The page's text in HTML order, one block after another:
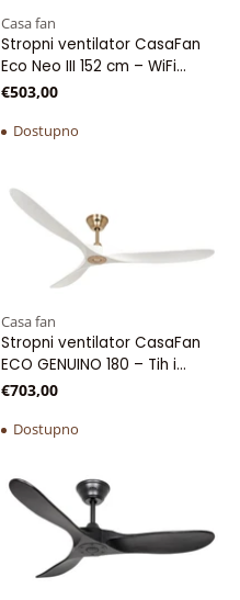
Casa fan
Stropni ventilator CasaFan
Eco Neo III 152 cm – WiFi
upravljanje i tihi DC motor
€503,00
Dostupno
Casa fan
Stropni ventilator CasaFan
ECO GENUINO 180 – Tih i
moćan
€703,00
Dostupno